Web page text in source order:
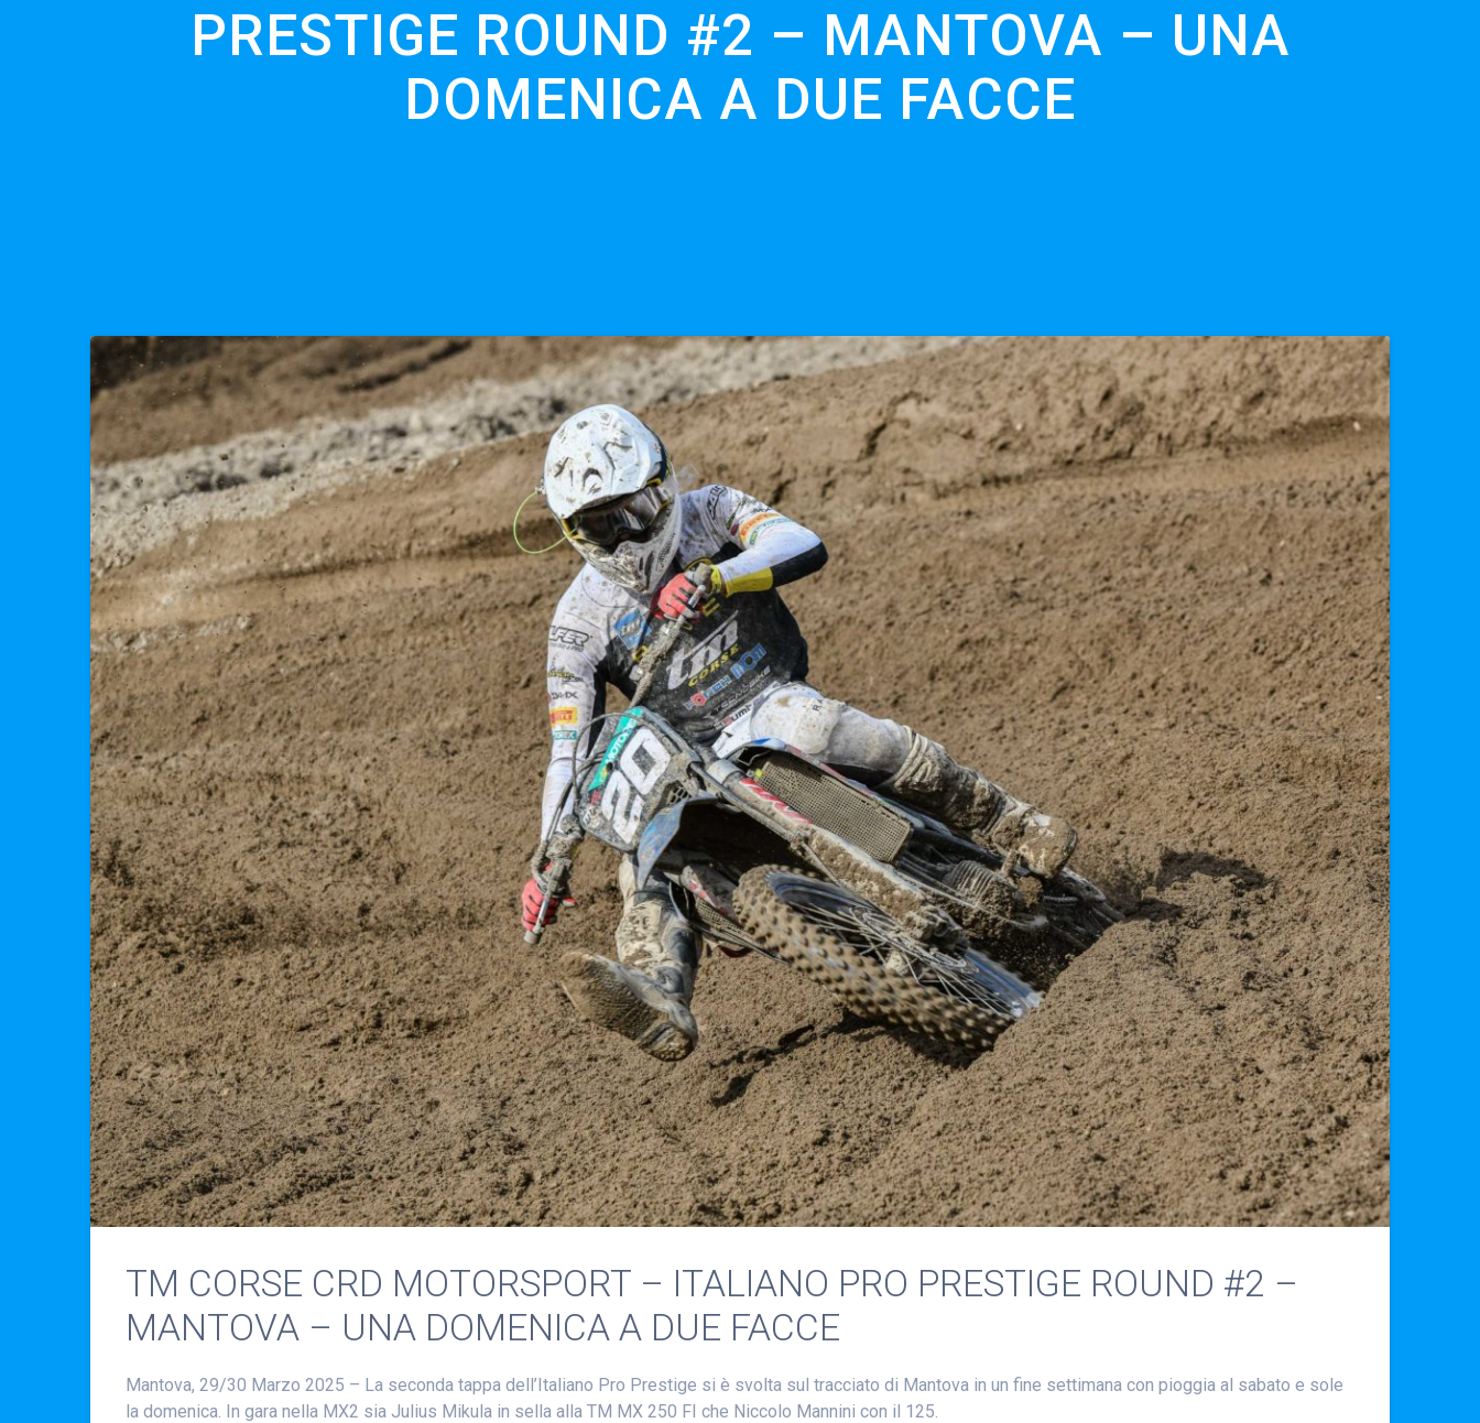
PRESTIGE ROUND #2 – MANTOVA – UNA
DOMENICA A DUE FACCE
TM CORSE CRD MOTORSPORT – ITALIANO PRO PRESTIGE ROUND #2 –
MANTOVA – UNA DOMENICA A DUE FACCE
Mantova, 29/30 Marzo 2025 – La seconda tappa dell’Italiano Pro Prestige si è svolta sul tracciato di Mantova in un fine settimana con pioggia al sabato e sole
la domenica. In gara nella MX2 sia Julius Mikula in sella alla TM MX 250 FI che Niccolo Mannini con il 125.